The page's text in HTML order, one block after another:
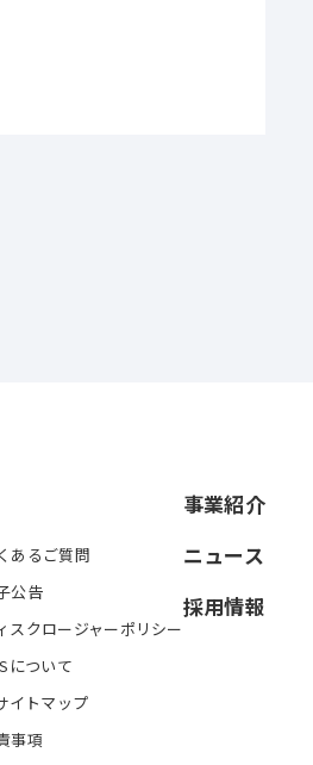
あるご質問
公告
スクロージャーポリシー
について
イトマップ
事項
事業紹介
ニュース
採用情報